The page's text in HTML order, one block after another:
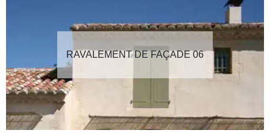
RAVALEMENT DE FAÇADE 06